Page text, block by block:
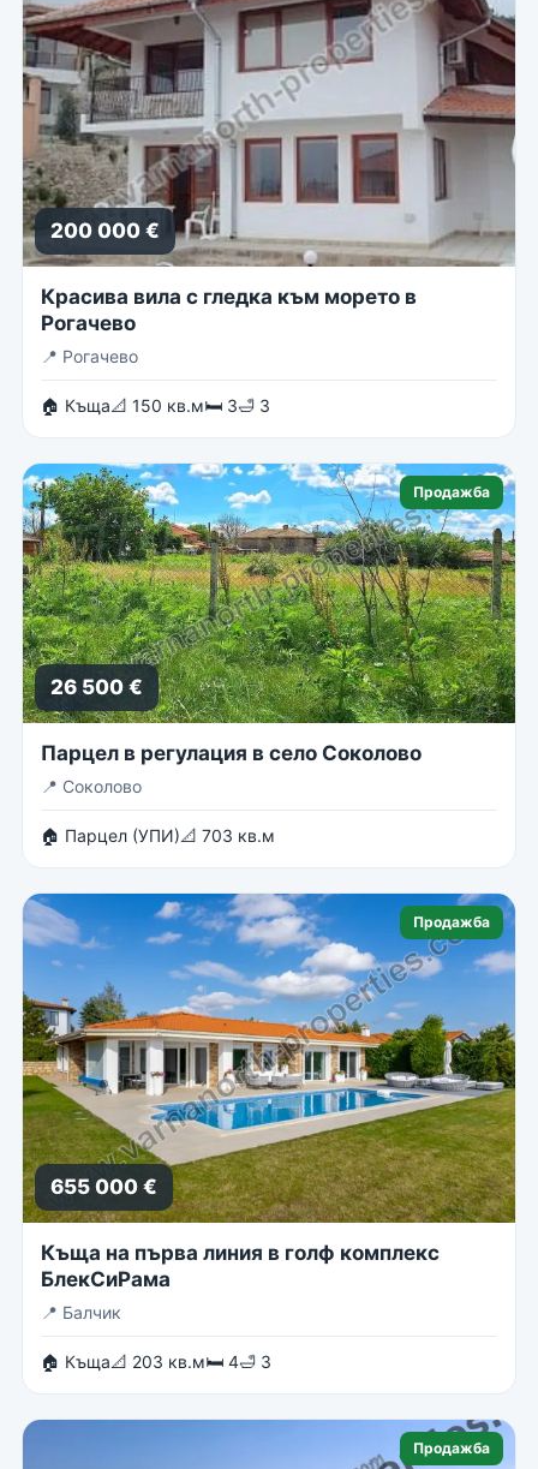
200 000 €
Красива вила с гледка към морето в
Рогачево
📍 Рогачево
🏠 Къща📐 150 кв.м🛏 3🛁 3
Продажба
26 500 €
Парцел в регулация в село Соколово
📍 Соколово
🏠 Парцел (УПИ)📐 703 кв.м
Продажба
655 000 €
Къща на първа линия в голф комплекс
БлекСиРама
📍 Балчик
🏠 Къща📐 203 кв.м🛏 4🛁 3
Продажба